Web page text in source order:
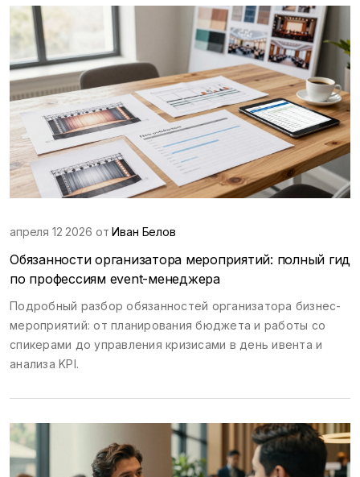
апреля 12 2026 отИван Белов
Обязанности организатора мероприятий: полный гид
по профессиям event-менеджера
Подробный разбор обязанностей организатора бизнес-
мероприятий: от планирования бюджета и работы со
спикерами до управления кризисами в день ивента и
анализа KPI.